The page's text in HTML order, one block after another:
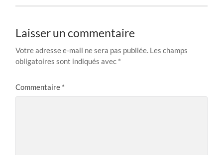
Laisser un commentaire
Votre adresse e-mail ne sera pas publiée. Les champs
obligatoires sont indiqués avec *
Commentaire *